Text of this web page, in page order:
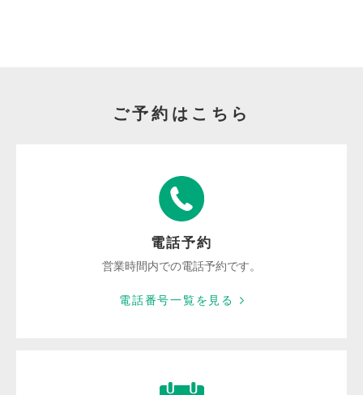
ご予約はこちら
電話予約
営業時間内での電話予約です。
電話番号一覧を見る